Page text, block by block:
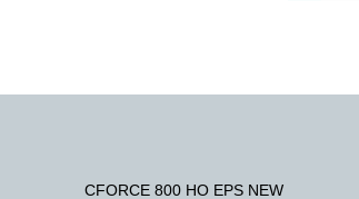
CFORCE 800 HO EPS NEW